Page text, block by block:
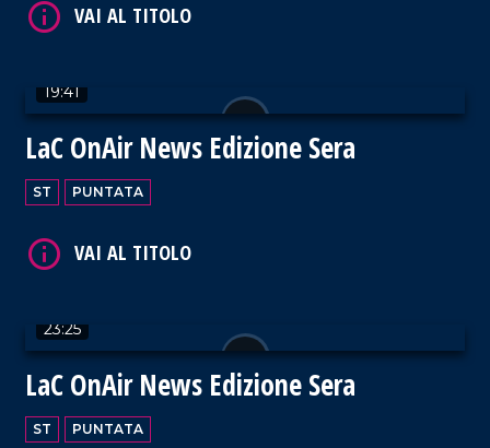
19:41
LaC OnAir News Edizione Sera
ST PUNTATA
23:25
LaC OnAir News Edizione Sera
ST PUNTATA
VAI AL TITOLO
VAI AL TITOLO
VAI AL TITOLO